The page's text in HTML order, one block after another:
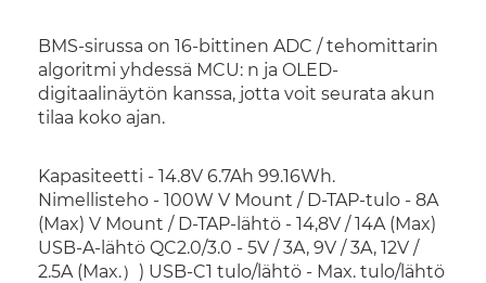
BMS-sirussa on 16-bittinen ADC / tehomittarin
algoritmi yhdessä MCU: n ja OLED-
digitaalinäytön kanssa, jotta voit seurata akun
tilaa koko ajan.
Kapasiteetti - 14.8V 6.7Ah 99.16Wh.
Nimellisteho - 100W V Mount / D-TAP-tulo - 8A
(Max) V Mount / D-TAP-lähtö - 14,8V / 14A (Max)
USB-A-lähtö QC2.0/3.0 - 5V / 3A, 9V / 3A, 12V /
2.5A (Max.）) USB-C1 tulo/lähtö - Max. tulo/lähtö